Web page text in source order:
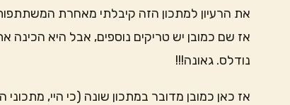
את הרעיון למתכון הזה קיבלתי מאחרת
אז שם כמובן יש טריקים נוספים, אבל היא
נודלס. גאונה!!!
אז כאן כמובן מדובר במתכון שונה (כי היי,